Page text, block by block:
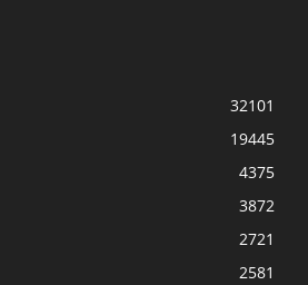
32101
19445
4375
3872
2721
2581